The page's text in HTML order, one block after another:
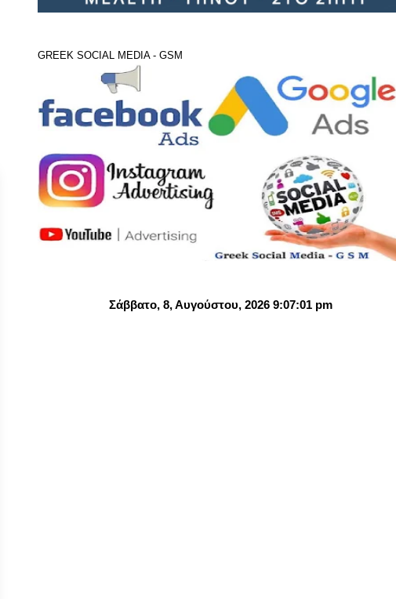
GREEK SOCIAL MEDIA - GSM
Σάββατο, 8, Αυγούστου, 2026 9:07:02 pm